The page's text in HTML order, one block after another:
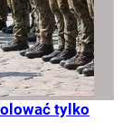
tylko